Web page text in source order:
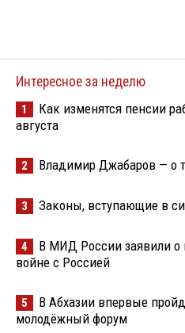
Интересное за неделю
1
Как изменятся пенсии
августа
2 Владимир Джабаров — о
3 Законы, вступающие в
4
В МИД России заявили о
войне с Россией
5
В Абхазии впервые
молодёжный форум